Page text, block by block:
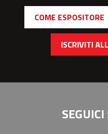
COME ESPOSITORE
ISCRIVITI